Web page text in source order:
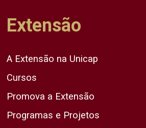
Extensão
A Extensão na Unicap
Cursos
Promova a Extensão
Programas e Projetos